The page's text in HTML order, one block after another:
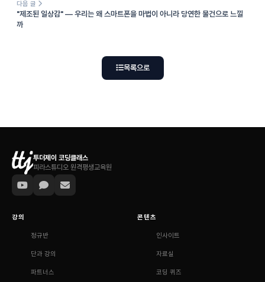
다음 글
"제조된 일상감" — 우리는 왜 스마트폰을 마법이 아니라 당연한 물건으로 느낄
까
목록으로
투더제이 코딩클래스
피라스튜디오 원격평생교육원
강의
정규반
단과 강의
파트너스
콘텐츠
인사이트
자료실
코딩 퀴즈